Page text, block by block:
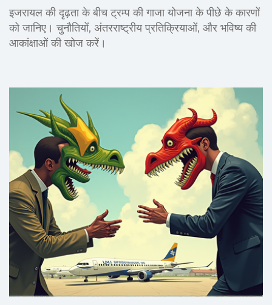
इजरायल की दृढ़ता के बीच ट्रम्प की गाजा योजना के पीछे के कारणों
को जानिए। चुनौतियों, अंतरराष्ट्रीय प्रतिक्रियाओं, और भविष्य की
आकांक्षाओं की खोज करें।